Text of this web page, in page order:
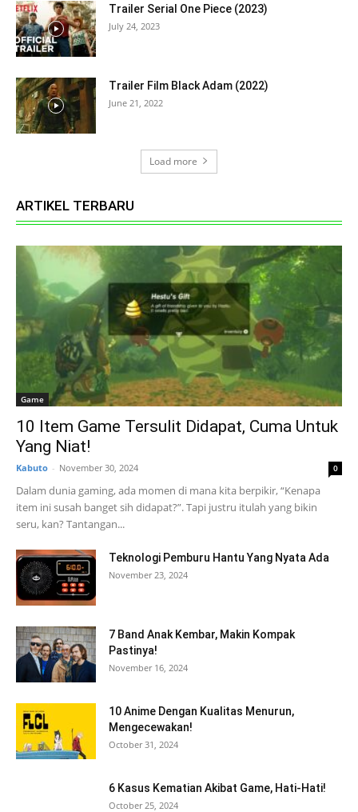
Trailer Serial One Piece (2023)
July 24, 2023
Trailer Film Black Adam (2022)
June 21, 2022
Load more
ARTIKEL TERBARU
Game
10 Item Game Tersulit Didapat, Cuma Untuk
Yang Niat!
Kabuto - November 30, 2024 0
Dalam dunia gaming, ada momen di mana kita berpikir, “Kenapa
item ini susah banget sih didapat?”. Tapi justru itulah yang bikin
seru, kan? Tantangan...
Teknologi Pemburu Hantu Yang Nyata Ada
November 23, 2024
7 Band Anak Kembar, Makin Kompak
Pastinya!
November 16, 2024
10 Anime Dengan Kualitas Menurun,
Mengecewakan!
October 31, 2024
6 Kasus Kematian Akibat Game, Hati-Hati!
October 25, 2024